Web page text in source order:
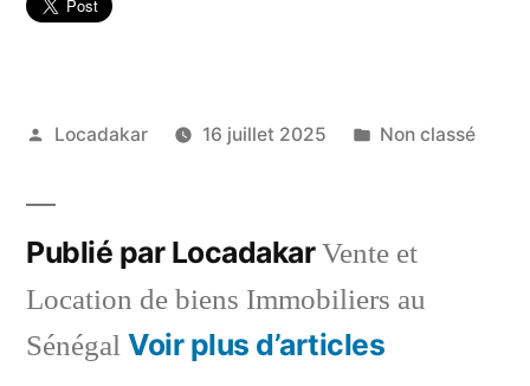
Publié
Locadakar 16 juillet 2025
Publié
Non classé
Publié par LocadakarVente et
Location de biens Immobiliers au
Sénégal Voir plus d’articles